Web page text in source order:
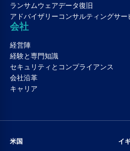
ランサムウェアデータ復旧
アドバイザリーコンサルティングサー
会社
経営陣
経験と専門知識
セキュリティとコンプライアンス
会社沿革
キャリア
米国 イ